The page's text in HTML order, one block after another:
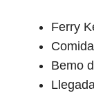
Ferry
Bemo